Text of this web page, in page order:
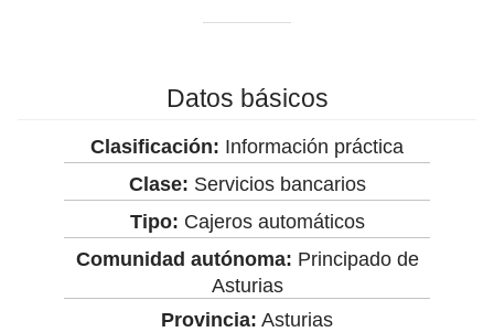
Datos básicos
Clasificación: Información práctica
Clase: Servicios bancarios
Tipo: Cajeros automáticos
Comunidad autónoma: Principado de
Asturias
Provincia: Asturias